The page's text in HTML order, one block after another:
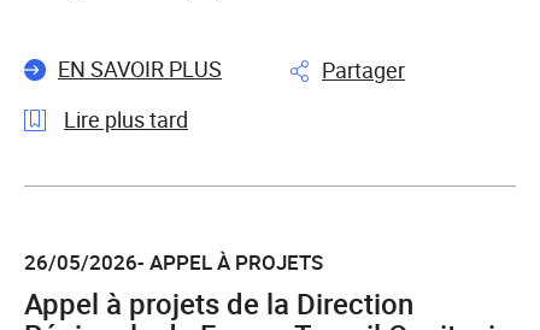
EN SAVOIR PLUS
Partager
Lire plus tard
l'article
2026
débuteront
26/05/2026- APPEL À PROJETS
Appel à projets de la Direction